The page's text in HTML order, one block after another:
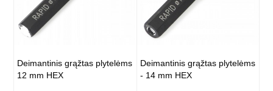
Deimantinis grąžtas plytelėms
12 mm HEX
Deimantinis grąžtas plytelėms
- 14 mm HEX